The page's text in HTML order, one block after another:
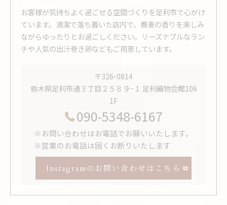
お客様が気持ちよく過ごせる空間づくりを足利市で心がけ
ています。清潔で落ち着いた店内で、蕎麦の香りを楽しみ
ながらゆったりとお過ごしください。リーズナブルなラン
チや人気の出汁巻き卵などもご用意しています。
〒326-0814
栃木県足利市通３丁目２５８９−１ 足利織物会館106
1F
090-5348-6167
※お問い合わせはお電話でお願いいたします。
※営業のお電話は固くお断りいたします
Instagramのお問い合わせはこちら